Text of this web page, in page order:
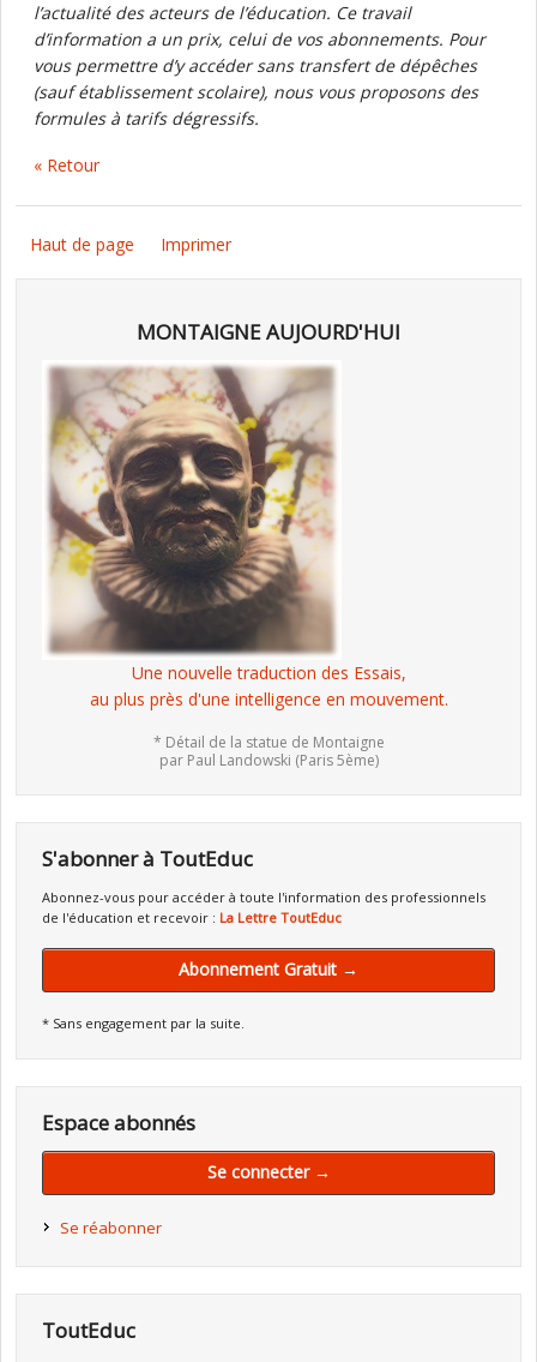
l’actualité des acteurs de l’éducation. Ce travail
d’information a un prix, celui de vos abonnements. Pour
vous permettre d’y accéder sans transfert de dépêches
(sauf établissement scolaire), nous vous proposons des
formules à tarifs dégressifs.
« Retour
Haut de page Imprimer
MONTAIGNE AUJOURD'HUI
Une nouvelle traduction des Essais,
au plus près d'une intelligence en mouvement.
* Détail de la statue de Montaigne
par Paul Landowski (Paris 5ème)
S'abonner à ToutEduc
Abonnez-vous pour accéder à toute l'information des professionnels
de l'éducation et recevoir : La Lettre ToutEduc
Abonnement Gratuit →
* Sans engagement par la suite.
Espace abonnés
Se connecter →
Se réabonner
ToutEduc